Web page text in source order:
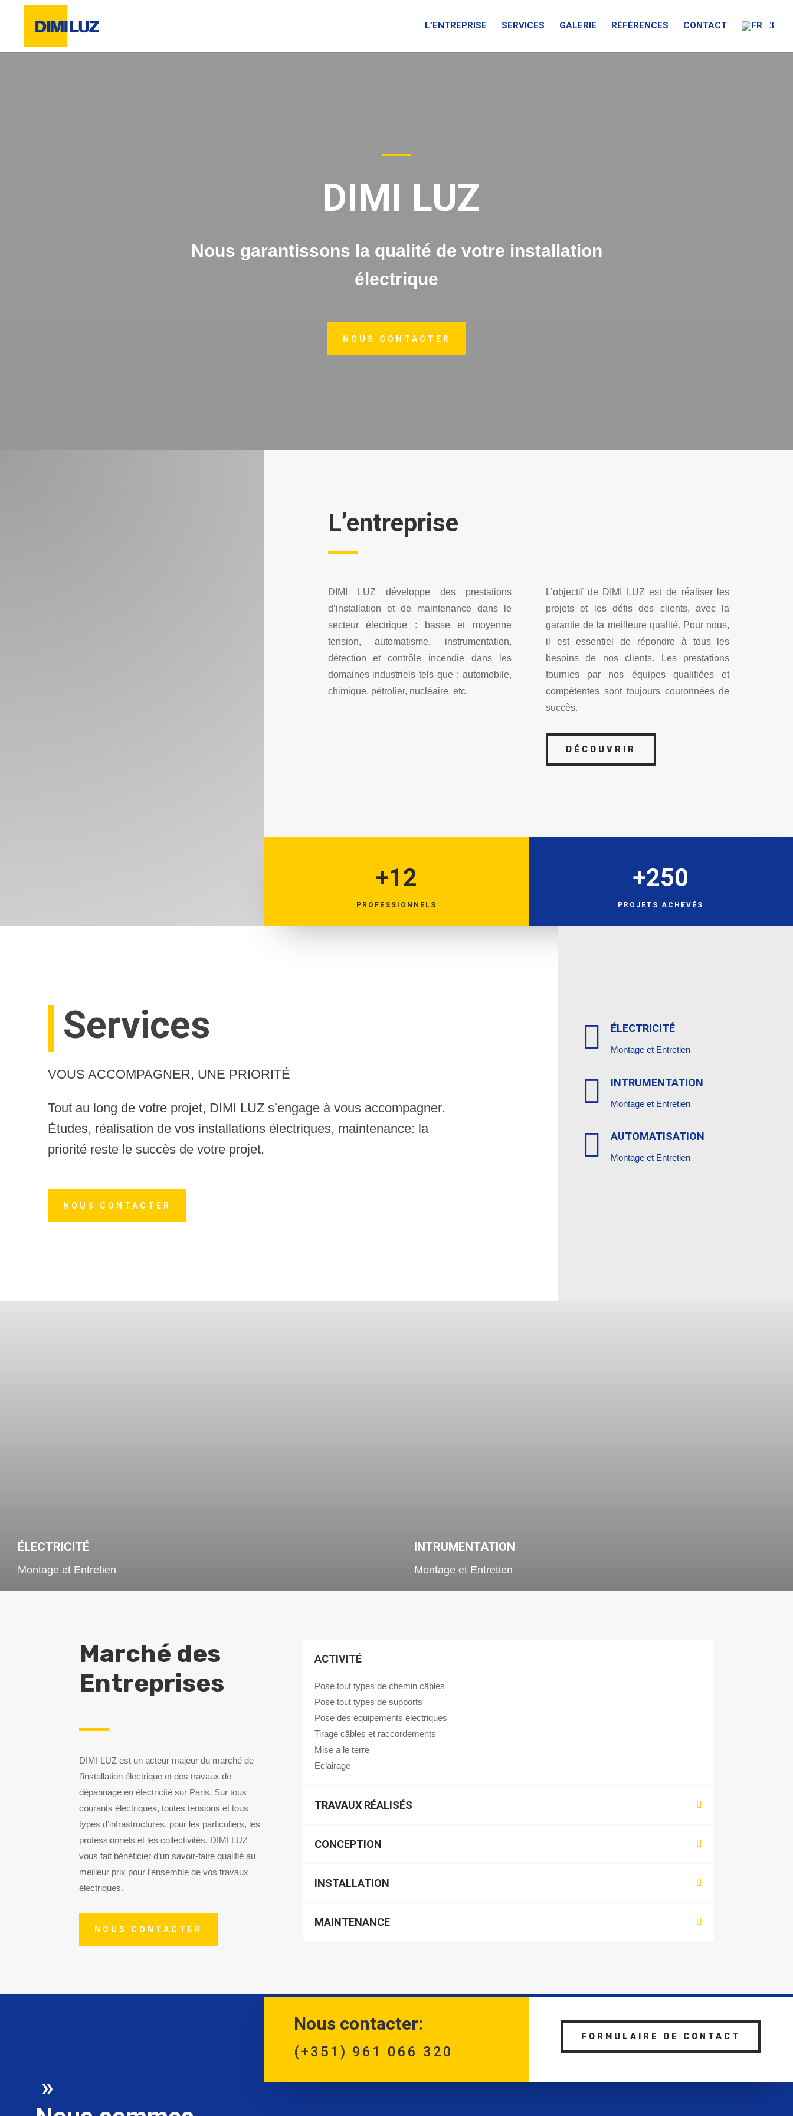
L’ENTREPRISE SERVICES GALERIE RÉFÉRENCES CONTACT
DIMI LUZ
Nous garantissons la qualité de votre installation
électrique
NOUS CONTACTER
L’entreprise
DIMI LUZ développe des prestations
d’installation et de maintenance dans le
secteur électrique : basse et moyenne
tension, automatisme, instrumentation,
détection et contrôle incendie dans les
domaines industriels tels que : automobile,
chimique, pétrolier, nucléaire, etc.
L’objectif de DIMI LUZ est de réaliser les
projets et les défis des clients, avec la
garantie de la meilleure qualité. Pour nous,
il est essentiel de répondre à tous les
besoins de nos clients. Les prestations
fournies par nos équipes qualifiées et
compétentes sont toujours couronnées de
succès.
DÉCOUVRIR
+12
PROFESSIONNELS
+250
PROJETS ACHEVÉS
Services
VOUS ACCOMPAGNER, UNE PRIORITÉ
Tout au long de votre projet, DIMI LUZ s’engage à vous accompagner.
Études, réalisation de vos installations électriques, maintenance: la
priorité reste le succès de votre projet.
NOUS CONTACTER
 ÉLECTRICITÉ
Montage et Entretien
 INTRUMENTATION
Montage et Entretien
 AUTOMATISATION
Montage et Entretien
ÉLECTRICITÉ
Montage et Entretien
INTRUMENTATION
Montage et Entretien
Marché des
Entreprises
DIMI LUZ est un acteur majeur du marché de
l’installation électrique et des travaux de
dépannage en électricité sur Paris. Sur tous
courants électriques, toutes tensions et tous
types d’infrastructures, pour les particuliers, les
professionnels et les collectivités, DIMI LUZ
vous fait bénéficier d’un savoir-faire qualifié au
meilleur prix pour l’ensemble de vos travaux
électriques.
NOUS CONTACTER
ACTIVITÉ
Pose tout types de chemin câbles
Pose tout types de supports
Pose des équipements électriques
Tirage câbles et raccordements
Mise a le terre
Eclairage
TRAVAUX RÉALISÉS
CONCEPTION
INSTALLATION
MAINTENANCE
»
Nous contacter:
(+351) 961 066 320
FORMULAIRE DE CONTACT